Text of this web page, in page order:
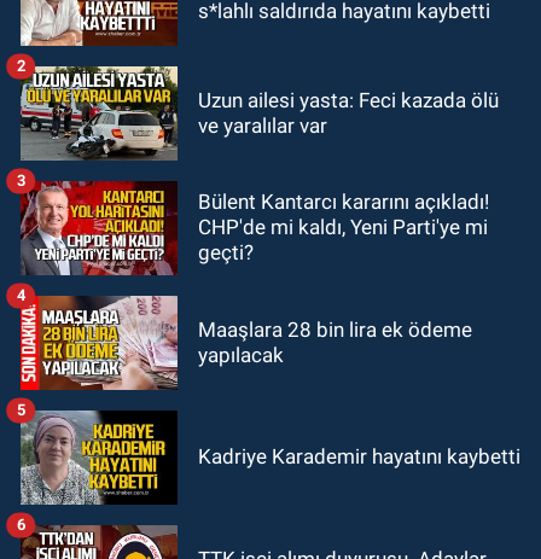
yeni kriz. “Kızımın parasını
12:15Çaycuma'da otomobil
SPOR
11:49Kdz. Ereğli Belediyespor'da
kulübün başına kim geçecek?
s*lahlı saldırıda hayatını kaybetti
Uzun ailesi yasta: Feci kazada ölü
ve yaralılar var
2
Bülent Kantarcı kararını açıkladı!
CHP'de mi kaldı, Yeni Parti'ye mi
geçti?
3
Maaşlara 28 bin lira ek ödeme
yapılacak
4
Kadriye Karademir hayatını kaybetti
5
6